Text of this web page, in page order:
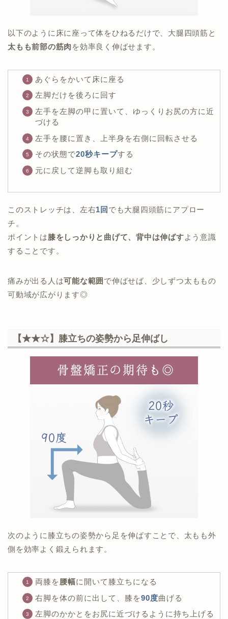
以下のように床に座って体をひねるだけで、大腿四頭筋と
太もも前部の筋肉を効率良く伸ばせます。
あぐらをかいて床に座る
左脚だけを後ろに回す
左手を左脚の甲に置いて、ゆっくりお尻の方に近
づける
左手を腰に置き、上半身を右側に回転させる
その状態で20秒キープする
元に戻して逆脚も取り組む
このストレッチは、左右1回 でも大腿四頭筋にアプロー
チ。
ポイントは膝をしっかりと曲げて、背中は伸ばすよう意識
することです。
痛みが出る人は可能な範囲 で伸ばせば、少しずつ太ももの
可動域が広がります◎
【★★☆】膝立ちの姿勢から足伸ばし
次のように膝立ちの姿勢から足を伸ばすことで、太もも外
側を効率よく鍛えられます。
両膝を腰幅に開いて膝立ちになる
右脚を体の前に出して、膝を90度曲げる
左脚のかかとをお尻に近づけるように持ち上げる